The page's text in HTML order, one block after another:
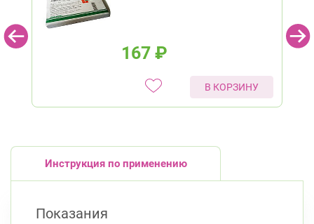
пр. Науки, д. 19, к. 2
пр. Ветеранов, д. 109, к. 1
Проспект Ветеранов
Красносельский район
167 ₽
В КОРЗИНУ
Инструкция по применению
Показания